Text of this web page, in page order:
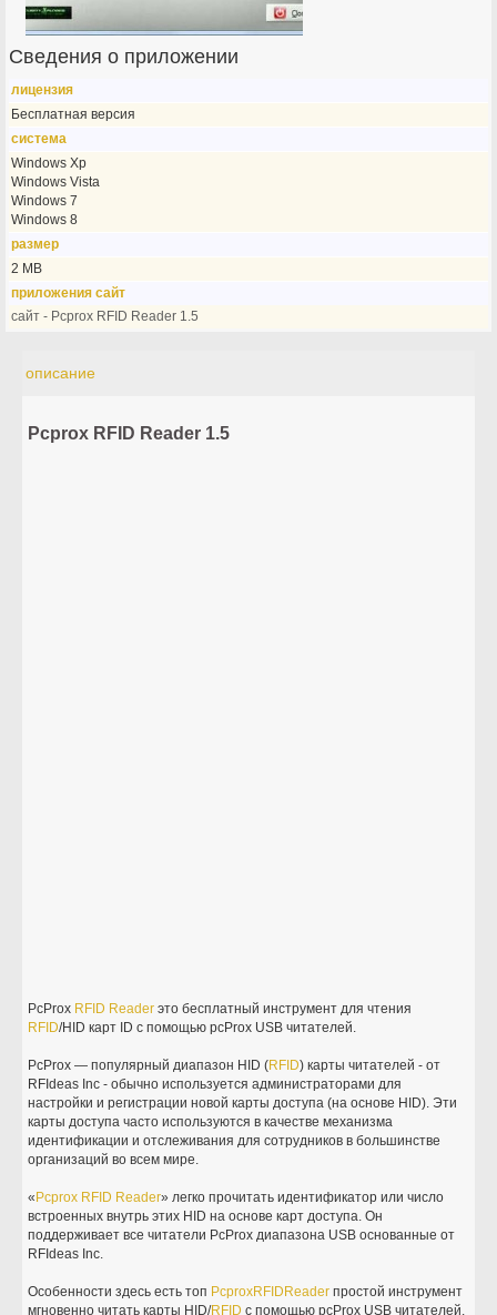
Сведения о приложении
лицензия
Бесплатная версия
система
Windows Xp
Windows Vista
Windows 7
Windows 8
размер
2 MB
приложения сайт
сайт - Pcprox RFID Reader 1.5
описание
Pcprox RFID Reader 1.5
PcProx RFID Reader это бесплатный инструмент для чтения
RFID/HID карт ID с помощью pcProx USB читателей.
PcProx — популярный диапазон HID (RFID) карты читателей - от
RFIdeas Inc - обычно используется администраторами для
настройки и регистрации новой карты доступа (на основе HID). Эти
карты доступа часто используются в качестве механизма
идентификации и отслеживания для сотрудников в большинстве
организаций во всем мире.
« Pcprox RFID Reader» легко прочитать идентификатор или число
встроенных внутрь этих HID на основе карт доступа. Он
поддерживает все читатели PcProx диапазона USB основанные от
RFIdeas Inc.
Особенности здесь есть топ PcproxRFID Reader простой инструмент
мгновенно читать карты HID/RFID с помощью pcProx USB читателей.